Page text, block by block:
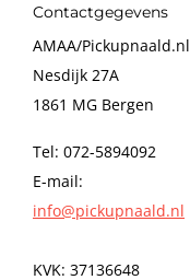
Contactgegevens
AMAA/Pickupnaald.nl
Nesdijk 27A
1861 MG Bergen
Tel: 072-5894092
E-mail:
info@pickupnaald.nl
KVK: 37136648